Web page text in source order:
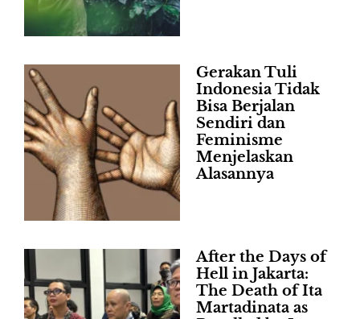
Gerakan Tuli
Indonesia Tidak
Bisa Berjalan
Sendiri dan
Feminisme
Menjelaskan
Alasannya
After the Days of
Hell in Jakarta:
The Death of Ita
Martadinata as